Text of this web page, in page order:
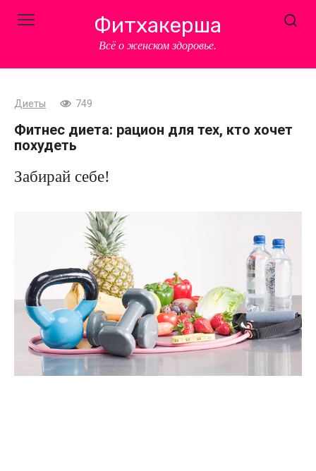
Фитхакерша
Всё о женском здоровье.
Диеты 749
Фитнес диета: рацион для тех, кто хочет
похудеть
Забирай себе!